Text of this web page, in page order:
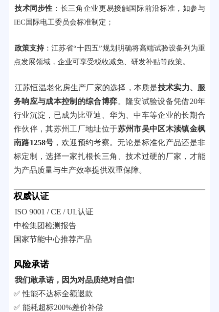
技术同步性 ：长三角企业更易接触国际前沿标准，如参与
IEC国际电工委员会标准制定；
政策支持：江苏省“十四五”规划明确将高端试验设备列为重
点发展领域，企业可享受税收减免、研发补贴等政策。
江苏恒温老化房生产厂家的选择，本质是技术实力、服
务响应与成本控制的综合博弈。隆安试验设备凭借20年
行业沉淀，已成为比亚迪、华为、中车等企业的长期合
作伙伴，其苏州工厂地址位于苏州市吴中区木渎镇金枫
南路1258号 ，欢迎预约考察。无论是标准化产品还是非
标定制，选择一家扎根长三角、技术过硬的厂家，才能
为产品质量与生产效率提供双重保障。
权威认证
ISO 9001 / CE / UL认证
中检集团检测报告
国家节能中心推荐产品
风险承诺
我们敢承诺，因为对品质绝对自信!
✅ 性能不达标全额退款
✅ 能耗超标200%差价补偿